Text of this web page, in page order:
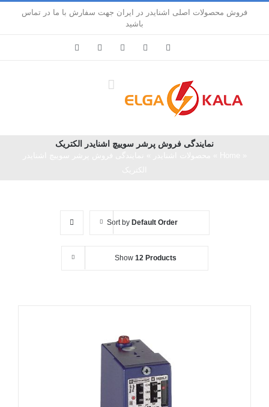
فروش محصولات اصلی اشنایدر در ایران جهت سفارش با ما در تماس
باشید
Facebook
Instagram
Pinterest
نمایندگی فروش پرشر سوییچ اشنایدر الکتریک
Sort by Default Order
Show 12 Products